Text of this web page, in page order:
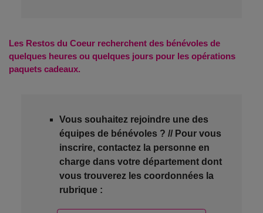
Les Restos du Coeur recherchent des bénévoles de
quelques heures ou quelques jours pour les opérations
paquets cadeaux.
Vous souhaitez rejoindre une des
équipes de bénévoles ? // Pour vous
inscrire, contactez la personne en
charge dans votre département dont
vous trouverez les coordonnées la
rubrique :